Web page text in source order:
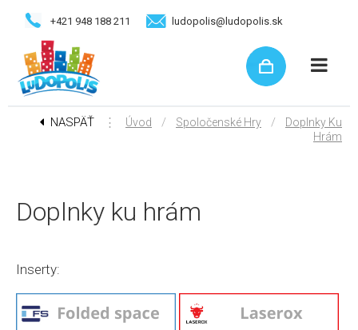
+421 948 188 211 ludopolis@ludopolis.sk
NASPÄŤ ⋮ Úvod / Spoločenské Hry /
Doplnky Ku
Hrám
Doplnky ku hrám
Inserty: